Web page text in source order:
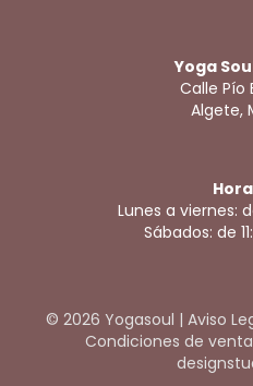
Yoga
Calle Pío
Algete,
Lunes a viernes:
Sábados: de
© 2026 Yogasoul | Aviso
Condiciones de venta